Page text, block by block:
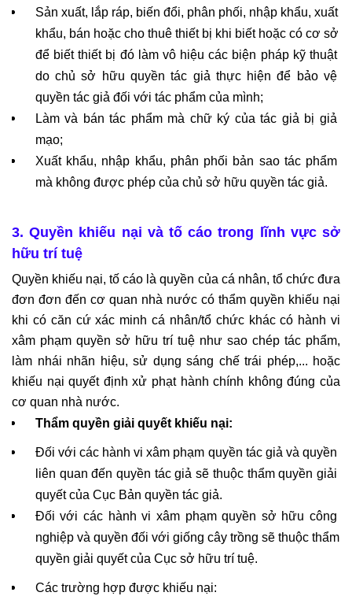
Sản xuất, lắp ráp, biến đổi, phân phối, nhập khẩu, xuất
khẩu, bán hoặc cho thuê thiết bị khi biết hoặc có cơ sở
để biết thiết bị đó làm vô hiệu các biện pháp kỹ thuật
do chủ sở hữu quyền tác giả thực hiện để bảo vệ
quyền tác giả đối với tác phẩm của mình;
Làm và bán tác phẩm mà chữ ký của tác giả bị giả
mạo;
Xuất khẩu, nhập khẩu, phân phối bản sao tác phẩm
mà không được phép của chủ sở hữu quyền tác giả.
3. Quyền khiếu nại và tố cáo trong lĩnh vực sở
hữu trí tuệ
Quyền khiếu nại, tố cáo là quyền của cá nhân, tổ chức đưa
đơn đơn đến cơ quan nhà nước có thẩm quyền khiếu nại
khi có căn cứ xác minh cá nhân/tổ chức khác có hành vi
xâm phạm quyền sở hữu trí tuệ như sao chép tác phẩm,
làm nhái nhãn hiệu, sử dụng sáng chế trái phép,... hoặc
khiếu nại quyết định xử phạt hành chính không đúng của
cơ quan nhà nước.
Thẩm quyền giải quyết khiếu nại:
Đối với các hành vi xâm phạm quyền tác giả và quyền
liên quan đến quyền tác giả sẽ thuộc thẩm quyền giải
quyết của Cục Bản quyền tác giả.
Đối với các hành vi xâm phạm quyền sở hữu công
nghiệp và quyền đối với giống cây trồng sẽ thuộc thẩm
quyền giải quyết của Cục sở hữu trí tuệ.
Các trường hợp được khiếu nại: